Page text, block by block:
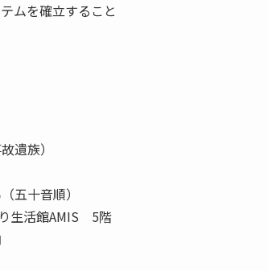
ムを確立すること
遺族）
五十音順）
生活館AMIS 5階